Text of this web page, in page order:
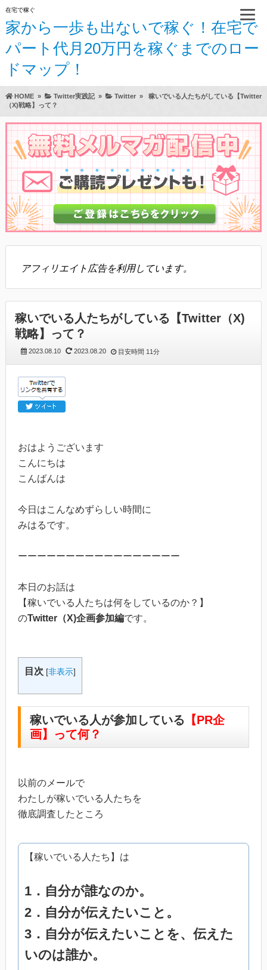
在宅で稼ぐ
家から一歩も出ないで稼ぐ！在宅で
パート代月20万円を稼ぐまでのロー
ドマップ！
HOME» Twitter実践記» Twitter»
稼いでいる人たちがしている【Twitter
（X)戦略】って？
アフィリエイト広告を利用しています。
稼いでいる人たちがしている【Twitter（X)
戦略】って？
2023.08.10 2023.08.20 目安時間 11分
おはようございます
こんにちは
こんばんは
今日はこんなめずらしい時間に
みはるです。
ーーーーーーーーーーーーーーーーー
本日のお話は
【稼いでいる人たちは何をしているのか？】
のTwitter（X)企画参加編です。
目次 [非表示]
稼いでいる人が参加している 【PR企
画】って何？
以前のメールで
わたしが稼いでいる人たちを
徹底調査したところ
【稼いでいる人たち】は
1．自分が誰なのか。
2．自分が伝えたいこと。
3．自分が伝えたいことを、伝えた
いのは誰か。